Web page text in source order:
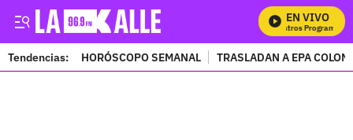
EN VIVO
Tendencias: HORÓSCOPO SEMANAL TRASLADAN A EPA